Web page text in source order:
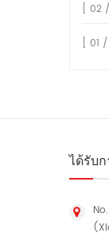
[ 02
[ 01 /
ได้รับ